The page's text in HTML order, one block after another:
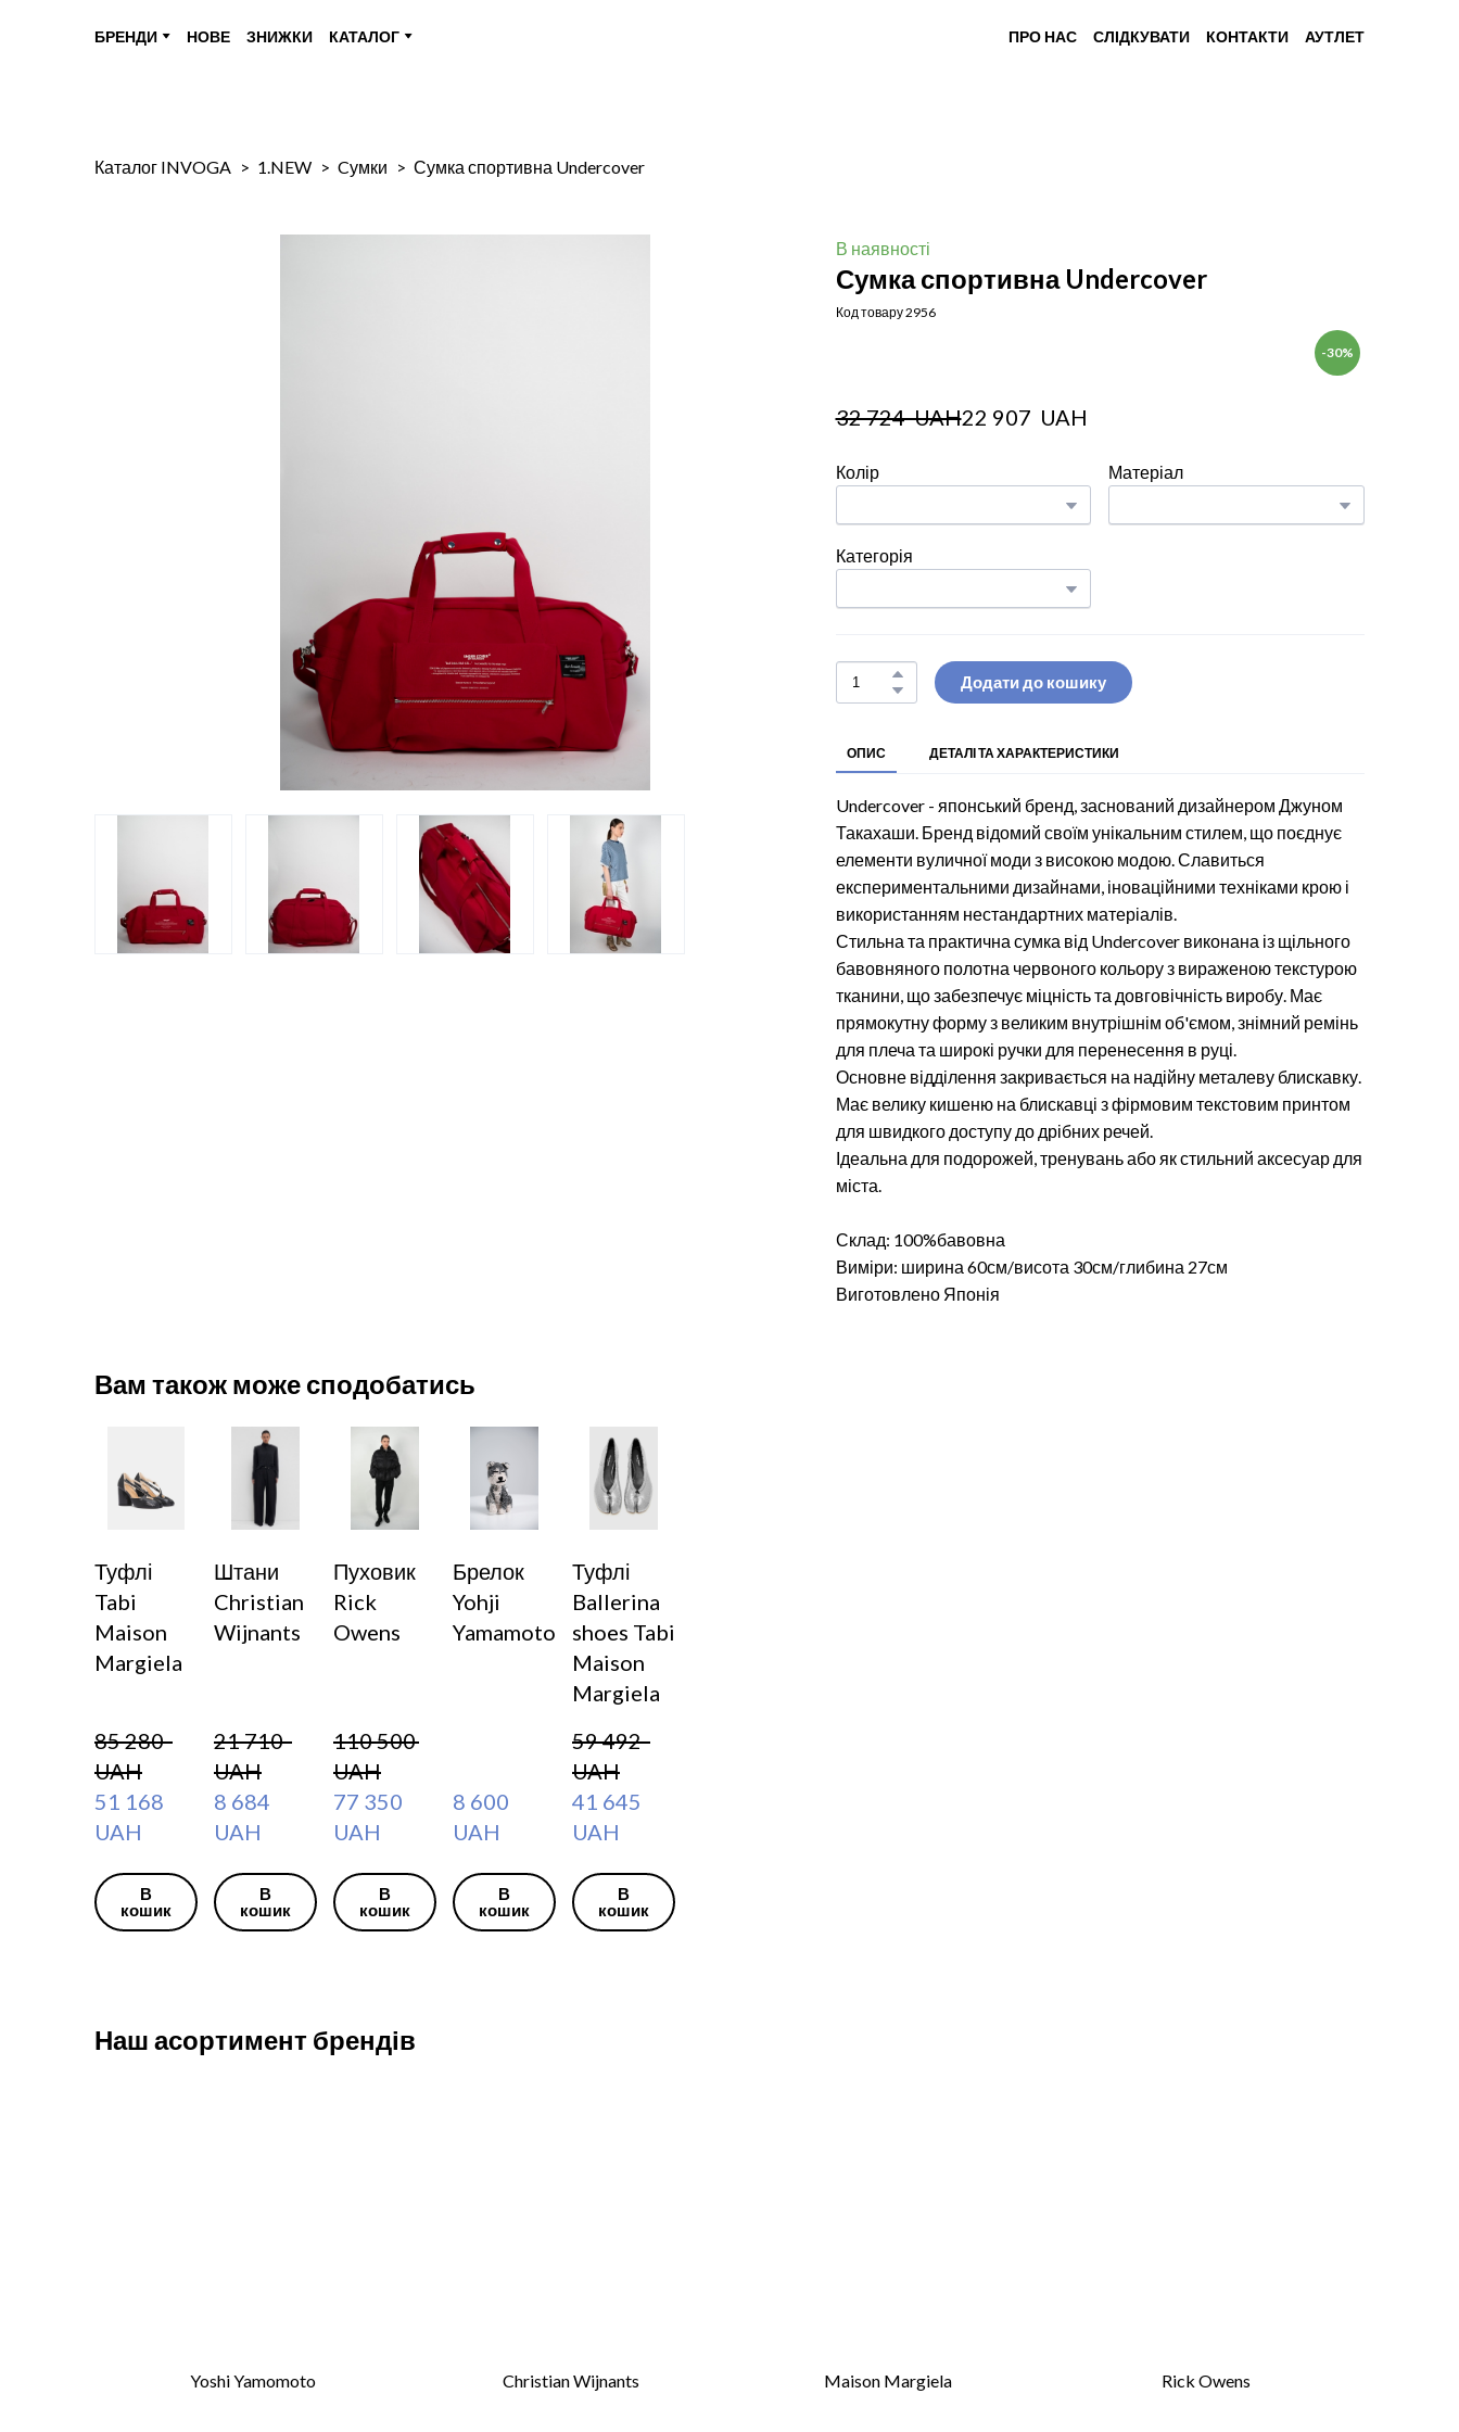
БРЕНДИ НОВЕ ЗНИЖКИ КАТАЛОГ ПРО НАС СЛІДКУВАТИ КОНТАКТИ АУТЛЕТ
Каталог INVOGA 1.NEW Cумки Сумка спортивна Undercover
В наявності
Сумка спортивна Undercover
Код товару 2956
-30%
32 724  UAH22 907  UAH
Колір Матеріал
Категорія
Додати до кошику
ОПИС ДЕТАЛІ ТА ХАРАКТЕРИСТИКИ
Undercover - японський бренд, заснований дизайнером Джуном
Такахаши. Бренд відомий своїм унікальним стилем, що поєднує
елементи вуличної моди з високою модою. Славиться
експериментальними дизайнами, іноваційними техніками крою і
використанням нестандартних матеріалів.
Стильна та практична сумка від Undercover виконана із щільного
бавовняного полотна червоного кольору з вираженою текстурою
тканини, що забезпечує міцність та довговічність виробу. Має
прямокутну форму з великим внутрішнім об'ємом, знімний ремінь
для плеча та широкі ручки для перенесення в руці.
Основне відділення закривається на надійну металеву блискавку.
Має велику кишеню на блискавці з фірмовим текстовим принтом
для швидкого доступу до дрібних речей.
Ідеальна для подорожей, тренувань або як стильний аксесуар для
міста.
Склад: 100%бавовна
Виміри: ширина 60см/висота 30см/глибина 27см
Виготовлено Японія
Вам також може сподобатись
Туфлі
Tabi
Maison
Margiela
85 280
UAH
51 168
UAH
В
кошик
Штани
Christian
Wijnants
21 710
UAH
8 684
UAH
В
кошик
Пуховик
Rick
Owens
110 500
UAH
77 350
UAH
В
кошик
Брелок
Yohji
Yamamoto
8 600
UAH
В
кошик
Туфлі
Ballerina
shoes Tabi
Maison
Margiela
59 492
UAH
41 645
UAH
В
кошик
Наш асортимент брендів
Yoshi Yamomoto Christian Wijnants Maison Margiela Rick Owens